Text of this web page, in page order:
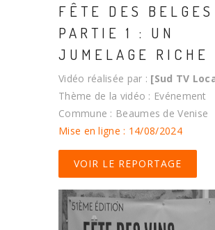
FÊTE DES
PARTIE 1 : UN
JUMELAGE RICHE
Vidéo réalisée par : [Sud TV
Thème de la vidéo : Evénement
Commune : Beaumes de Venise
Mise en ligne : 14/08/2024
VOIR LE REPORTAGE